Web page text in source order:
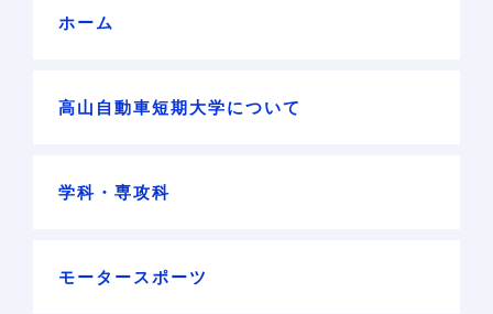
ホーム
高山自動車短期大学について
学科・専攻科
モータースポーツ